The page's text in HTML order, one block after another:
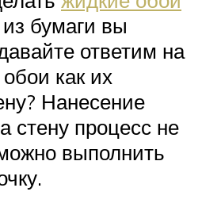
бумаги вы
ответим на
как их
Нанесение
стену процесс не
выполнить